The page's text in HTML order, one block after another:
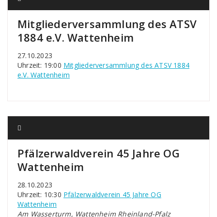
Mitgliederversammlung des ATSV
1884 e.V. Wattenheim
27.10.2023
Uhrzeit: 19:00 Mitgliederversammlung des ATSV 1884
e.V. Wattenheim
Pfälzerwaldverein 45 Jahre OG
Wattenheim
28.10.2023
Uhrzeit: 10:30 Pfälzerwaldverein 45 Jahre OG
Wattenheim
Am Wasserturm, Wattenheim Rheinland-Pfalz